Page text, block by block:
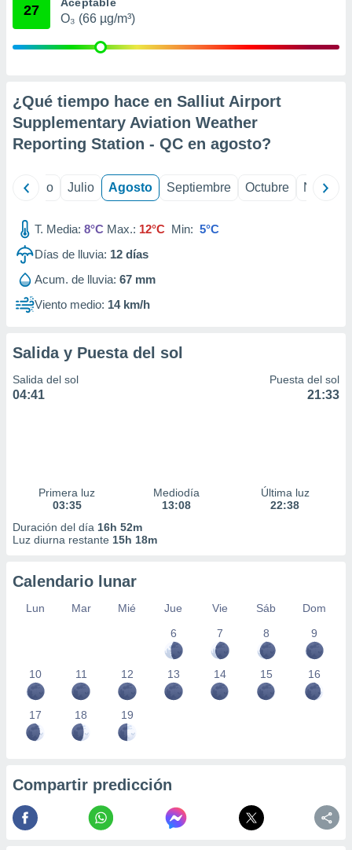
publicidad
1199
27
O₃ (66 µg/m³)
¿Qué tiempo hace en Salliut Airport
Supplementary Aviation Weather
Reporting Station - QC en agosto?
Junio Julio Agosto Septiembre Octubre
T. Media: 8°C Max.: 12°C Min: 5°C
Días de lluvia: 12 días
Acum. de lluvia: 67 mm
Viento medio: 14 km/h
Salida y Puesta del sol
Salida del sol
04:41
Puesta del sol
21:33
Primera luz
03:35
Mediodía
13:08
Última luz
22:38
Duración del día 16h 52m
Luz diurna restante 15h 18m
Calendario lunar
Lun Mar Mié Jue Vie Sáb
Dom
6
7 8 9
10 11 12 13 14 15 16
17 18 19
Compartir predicción